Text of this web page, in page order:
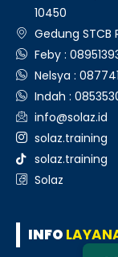
10450
Gedung STCB
Feby :
Nelsya :
Indah :
info@solaz.id
solaz.training
solaz.training
Solaz
INFO